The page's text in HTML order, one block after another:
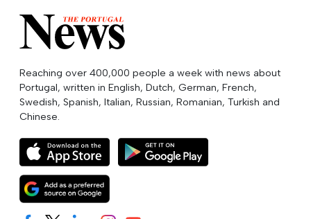
Reaching over 400,000 people a week with news about
Portugal, written in English, Dutch, German, French,
Swedish, Spanish, Italian, Russian, Romanian, Turkish and
Chinese.